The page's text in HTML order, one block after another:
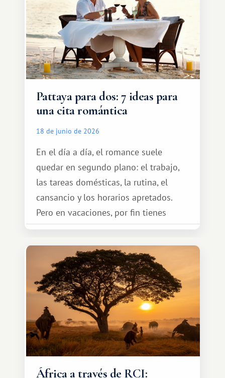
Pattaya para dos: 7 ideas para
una cita romántica
18 de junio de 2026
En el día a día, el romance suele
quedar en segundo plano: el trabajo,
las tareas domésticas, la rutina, el
cansancio y los horarios apretados.
Pero en vacaciones, por fin tienes
espacio para dos y ganas de hacer algo
especial por tu pareja. No tiene por
qué ser algo grandioso, pero sí algo
cálido y memorable.
África a través de RCI: